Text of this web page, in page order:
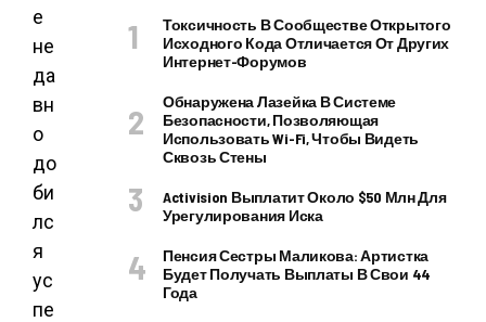
e
не
да
вн
о
до
би
лс
я
ус
пе
Токсичность В Сообществе Открытого
Исходного Кода Отличается От Других
Интернет-Форумов
Обнаружена Лазейка В Системе
Безопасности, Позволяющая
Использовать Wi-Fi, Чтобы Видеть
Сквозь Стены
Activision Выплатит Около $50 Млн Для
Урегулирования Иска
Пенсия Сестры Маликова: Артистка
Будет Получать Выплаты В Свои 44
Года